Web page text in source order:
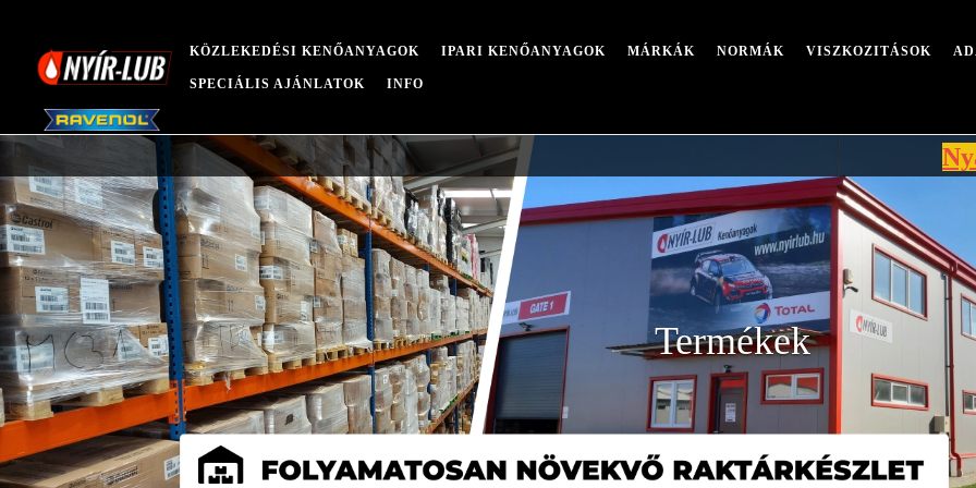
KÖZLEKEDÉSI KENŐANYAGOK IPARI KENŐANYAGOK MÁRKÁK NORMÁK VISZKOZITÁSOK
SPECIÁLIS AJÁNLATOK INFO
Nyári
Termékek